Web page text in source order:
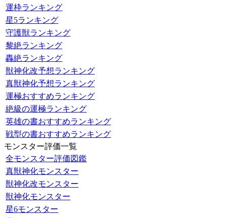
運枠ランキング
星5ランキング
守護獣ランキング
黎絶ランキング
轟絶ランキング
獣神化改予想ランキング
真獣神化予想ランキング
運極おすすめランキング
絶級の運極ランキング
英雄の書おすすめランキング
戦型の書おすすめランキング
モンスター評価一覧
全モンスター評価図鑑
真獣神化モンスター
獣神化改モンスター
獣神化モンスター
星6モンスター